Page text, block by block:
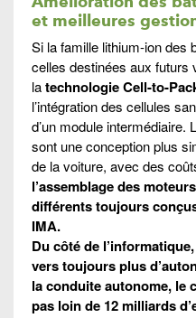
et meilleures
Si la famille lithium-ion des
celles destinées aux futurs
latechnologie Cell-to-
l’intégration des cellules
d’un module
sont une conception plus
de la voiture, avec des
l’assemblage des
différents toujours
IMA.
Du côté de
vers toujours plus
la conduite autonome, le
pas loin de 12 milliards